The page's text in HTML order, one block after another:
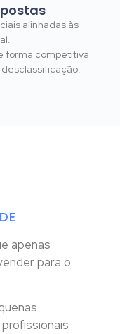
alinhadas às
forma competitiva
apenas
para o